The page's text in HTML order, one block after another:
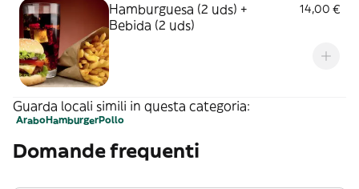
Hamburguesa (2 uds) +
Bebida (2 uds)
14,00 €
Guarda locali simili in questa categoria:
AraboHamburgerPollo
Domande frequenti